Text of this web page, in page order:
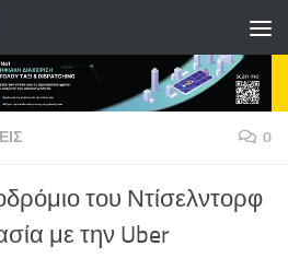
0
του Ντίσελντορφ
με την Uber